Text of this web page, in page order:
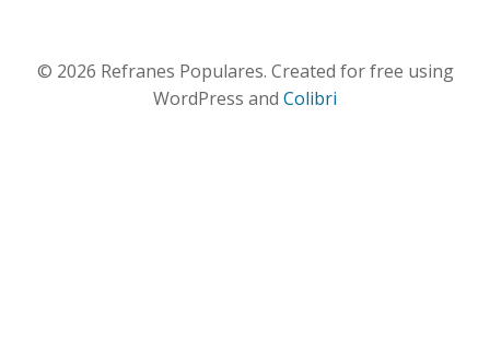
© 2026 Refranes Populares. Created for free using
WordPress and Colibri